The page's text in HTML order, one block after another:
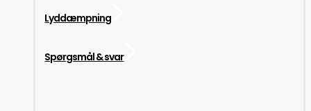
Lyddæmpning
Spørgsmål & svar